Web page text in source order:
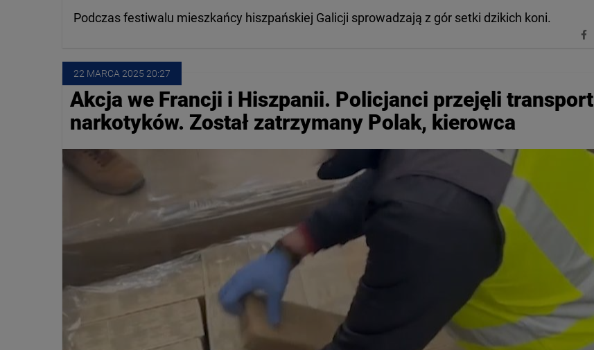
Podczas festiwalu mieszkańcy hiszpańskiej Galicji sprowadzają z gór setki dzikich koni.
Akcja we Francji i Hiszpanii. Policjanci przejęli transport
narkotyków. Został zatrzymany Polak, kierowca
22 MARCA 2025 20:27